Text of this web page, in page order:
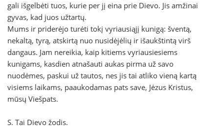
gali išgelbėti tuos, kurie per jį eina prie Dievo. Jis amžinai
gyvas, kad juos užtartų.
Mums ir priderėjo turėti tokį vyriausiąjį kunigą: šventą,
nekaltą, tyrą, atskirtą nuo nusidėjėlių ir išaukštintą virš
dangaus. Jam nereikia, kaip kitiems vyriausiesiems
kunigams, kasdien atnašauti aukas pirma už savo
nuodėmes, paskui už tautos, nes jis tai atliko vieną kartą
visiems laikams, paaukodamas pats save, Jėzus Kristus,
mūsų Viešpats.
S. Tai Dievo žodis.